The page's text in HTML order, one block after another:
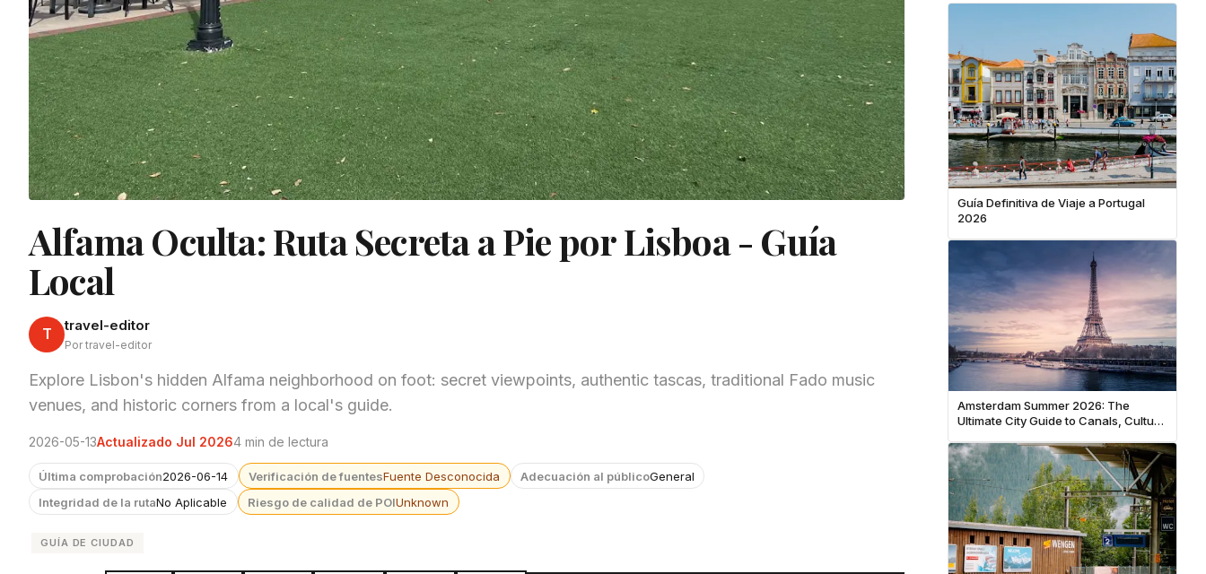
Alfama Oculta: Ruta Secreta a Pie por Lisboa - Guía
Local
T travel-editor
Por travel-editor
Explore Lisbon's hidden Alfama neighborhood on foot: secret viewpoints, authentic tascas, traditional Fado music
venues, and historic corners from a local's guide.
2026-05-13Actualizado Jul 20264 min de lectura
Última comprobación2026-06-14 Verificación de fuentesFuente Desconocida Adecuación al públicoGeneral
Integridad de la rutaNo Aplicable Riesgo de calidad de POIUnknown
GUÍA DE CIUDAD
Guía Definitiva de Viaje a Portugal
2026
Amsterdam Summer 2026: The
Ultimate City Guide to Canals, Culture